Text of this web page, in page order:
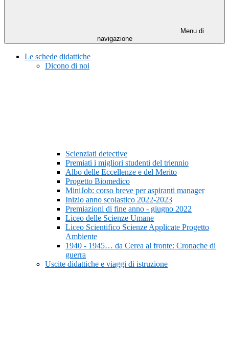
Menu di
navigazione
Le schede didattiche
Dicono di noi
Scienziati detective
Premiati i migliori studenti del triennio
Albo delle Eccellenze e del Merito
Progetto Biomedico
MiniJob: corso breve per aspiranti manager
Inizio anno scolastico 2022-2023
Premiazioni di fine anno - giugno 2022
Liceo delle Scienze Umane
Liceo Scientifico Scienze Applicate Progetto
Ambiente
1940 - 1945… da Cerea al fronte: Cronache di
guerra
Uscite didattiche e viaggi di istruzione